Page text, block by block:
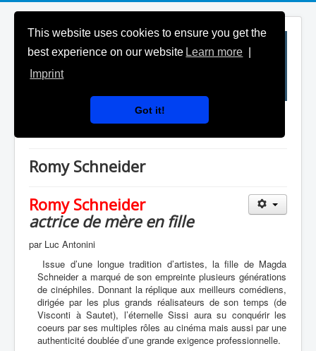
This website uses cookies to ensure you get the
best experience on our website Learn more
Imprint
Got it!
Généalogies célèbres
Romy Schneider
Romy Schneider
actrice de mère en fille
par Luc Antonini
Issue d’une longue tradition d’artistes, la fille de Magda
Schneider a marqué de son empreinte plusieurs générations
de cinéphiles. Donnant la réplique aux meilleurs comédiens,
dirigée par les plus grands réalisateurs de son temps (de
Visconti à Sautet), l’éternelle Sissi aura su conquérir les
coeurs par ses multiples rôles au cinéma mais aussi par une
authenticité doublée d’une grande exigence professionnelle.